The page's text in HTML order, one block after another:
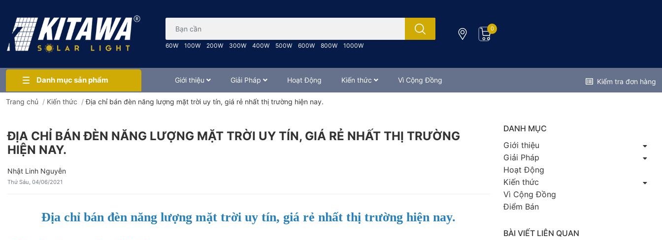
60W 100W 200W 300W 400W 500W 600W 800W 1000W
0
Danh mục sản phẩm Giới thiệu Giải Pháp Hoạt Động Kiến thức Vì Cộng Đồng Kiểm tra đơn hàng
Trang chủ / Kiến thức /Địa chỉ bán đèn năng lượng mặt trời uy tín, giá rẻ nhất thị trường hiện nay.
ĐỊA CHỈ BÁN ĐÈN NĂNG LƯỢNG MẶT TRỜI UY TÍN, GIÁ RẺ NHẤT THỊ TRƯỜNG
HIỆN NAY.
Nhật Linh Nguyễn
Thứ Sáu, 04/06/2021
Địa chỉ bán đèn năng lượng mặt trời uy tín, giá rẻ nhất thị trường hiện nay.
DANH MỤC
Giới thiệu
Giải Pháp
Hoạt Động
Kiến thức
Vì Cộng Đồng
Điểm Bán
BÀI VIẾT LIÊN QUAN